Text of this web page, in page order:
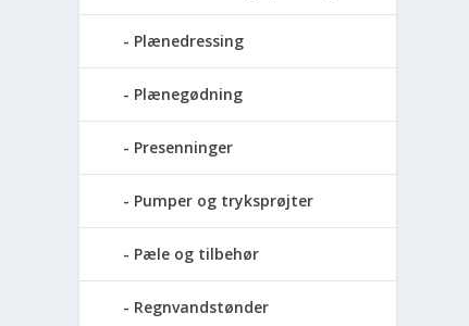
Plænedressing
Plænegødning
Presenninger
Pumper og tryksprøjter
Pæle og tilbehør
Regnvandstønder